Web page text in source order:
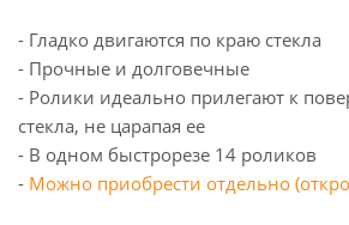
- Гладко двигаются по краю стекла
- Прочные и долговечные
- Ролики идеально прилегают к
стекла, не царапая ее
- В одном быстрорезе 14 роликов
- Можно приобрести отдельно